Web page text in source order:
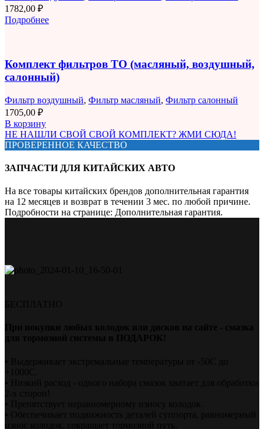
1782,00 ₽
Подробнее
Комплект фильтров ТО (масляный, воздушный,
салонный)
Фильтр воздушный, Фильтр масляный, Фильтр салонный
1705,00 ₽
В корзину
НЕ НАШЛИ СВОЙ СВОЙ КОМПЛЕКТ? ЖМИ СЮДА!
ПРОВЕРЕННОЕ КАЧЕСТВО
ЗАПЧАСТИ ДЛЯ КИТАЙСКИХ АВТО
На все товары китайских брендов дополнительная гарантия
на 12 месяцев и возврат в течении 3 мес. по любой причине.
Подробности на странице: Дополнительная гарантия.